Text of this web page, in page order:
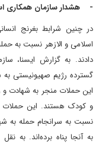
- هشدار سازمان همکاری
در چنین شرابط بغرنج
اسلامی و الازهر نسبت به
دادند. به گزارش ایسنا،
گسترده رژیم صهیونیستی به
این حملات منجر به شهادت
و کودک هستند. این حملات
نسبت به سرانجام حمله به
به آنجا پناه برده‌اند. به